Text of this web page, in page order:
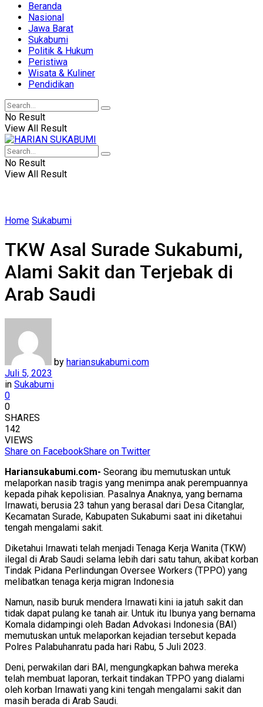
Beranda
Nasional
Jawa Barat
Sukabumi
Politik & Hukum
Peristiwa
Wisata & Kuliner
Pendidikan
No Result
View All Result
No Result
View All Result
Home Sukabumi
TKW Asal Surade Sukabumi,
Alami Sakit dan Terjebak di
Arab Saudi
by hariansukabumi.com
Juli 5, 2023
in Sukabumi
0
0
SHARES
142
VIEWS
Share on FacebookShare on Twitter
Hariansukabumi.com- Seorang ibu memutuskan untuk
melaporkan nasib tragis yang menimpa anak perempuannya
kepada pihak kepolisian. Pasalnya Anaknya, yang bernama
Irnawati, berusia 23 tahun yang berasal dari Desa Citanglar,
Kecamatan Surade, Kabupaten Sukabumi saat ini diketahui
tengah mengalami sakit.
Diketahui Irnawati telah menjadi Tenaga Kerja Wanita (TKW)
ilegal di Arab Saudi selama lebih dari satu tahun, akibat korban
Tindak Pidana Perlindungan Oversee Workers (TPPO) yang
melibatkan tenaga kerja migran Indonesia
Namun, nasib buruk mendera Irnawati kini ia jatuh sakit dan
tidak dapat pulang ke tanah air. Untuk itu Ibunya yang bernama
Komala didampingi oleh Badan Advokasi Indonesia (BAI)
memutuskan untuk melaporkan kejadian tersebut kepada
Polres Palabuhanratu pada hari Rabu, 5 Juli 2023.
Deni, perwakilan dari BAI, mengungkapkan bahwa mereka
telah membuat laporan, terkait tindakan TPPO yang dialami
oleh korban Irnawati yang kini tengah mengalami sakit dan
masih berada di Arab Saudi.